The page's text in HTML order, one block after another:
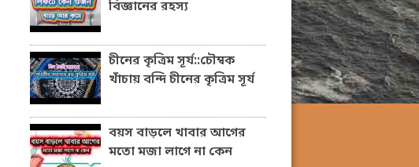
বিজ্ঞানের রহস্য
চীনের কৃত্রিম সূর্য::চৌম্বক
খাঁচায় বন্দি চীনের কৃত্রিম সূর্য
বয়স বাড়লে খাবার আগের
মতো মজা লাগে না কেন